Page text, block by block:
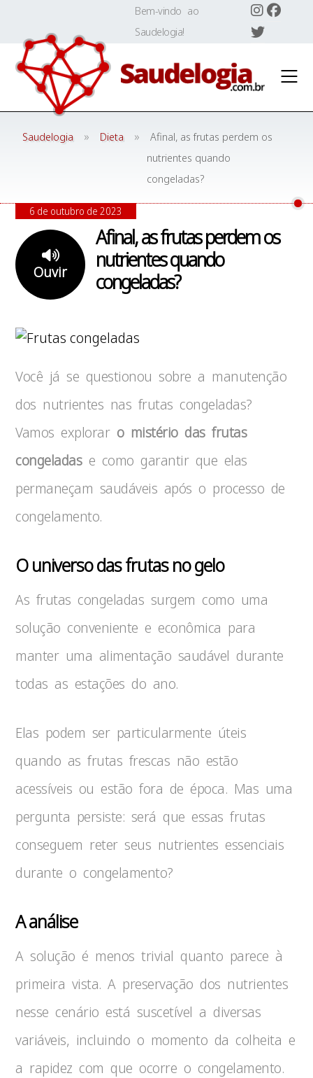
content
Bem-vindo ao
Saudelogia!
Saudelogia » Dieta »
Afinal, as frutas perdem os
nutrientes quando
congeladas?
Afinal, as frutas perdem os
nutrientes quando
congeladas?
Ouvir
6 de outubro de 2023
Você já se questionou sobre a manutenção
dos nutrientes nas frutas congeladas?
Vamos explorar o mistério das frutas
congeladase como garantir que elas
permaneçam saudáveis após o processo de
congelamento.
O universo das frutas no gelo
As frutas congeladas surgem como uma
solução conveniente e econômica para
manter uma alimentação saudável durante
todas as estações do ano.
Elas podem ser particularmente úteis
quando as frutas frescas não estão
acessíveis ou estão fora de época. Mas uma
pergunta persiste: será que essas frutas
conseguem reter seus nutrientes essenciais
durante o congelamento?
A análise
A solução é menos trivial quanto parece à
primeira vista. A preservação dos nutrientes
nesse cenário está suscetível a diversas
variáveis, incluindo o momento da colheita e
a rapidez com que ocorre o congelamento.